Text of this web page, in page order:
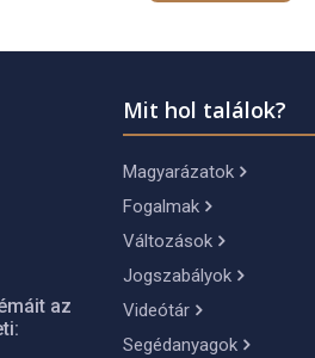
az
Mit hol találok?
Magyarázatok
Fogalmak
Változások
Jogszabályok
Videótár
Segédanyagok